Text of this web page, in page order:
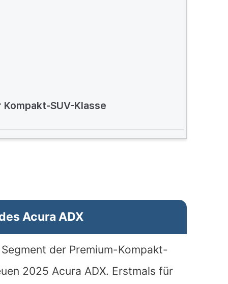
SUV-Klasse
Acura ADX
der Premium-Kompakt-
2025 Acura ADX. Erstmals für